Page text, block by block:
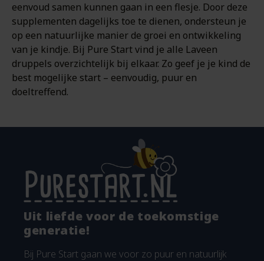
eenvoud samen kunnen gaan in een flesje. Door deze
supplementen dagelijks toe te dienen, ondersteun je
op een natuurlijke manier de groei en ontwikkeling
van je kindje. Bij Pure Start vind je alle Laveen
druppels overzichtelijk bij elkaar. Zo geef je je kind de
best mogelijke start – eenvoudig, puur en
doeltreffend.
Uit liefde voor de toekomstige
generatie!
Bij Pure Start gaan we voor zo puur en natuurlijk